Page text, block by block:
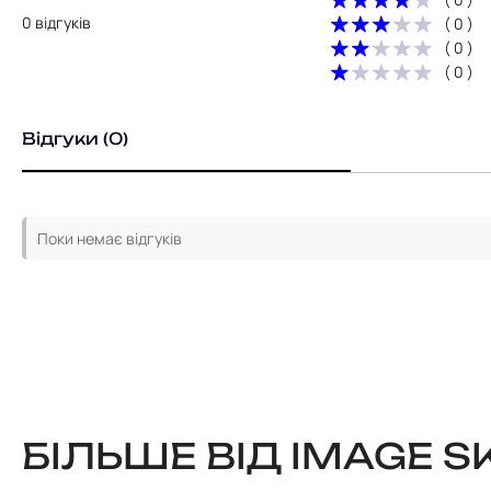
0 відгуків
( 0 )
( 0 )
( 0 )
Відгуки (0)
Поки немає відгуків
БІЛЬШЕ ВІД IMAGE